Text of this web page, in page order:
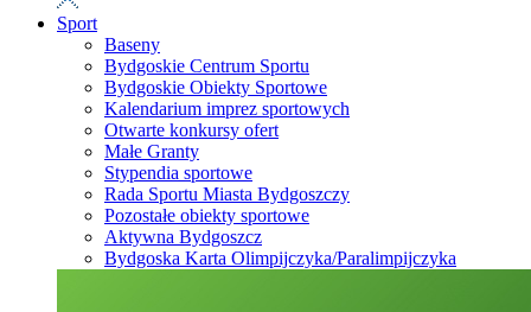
Sport
Baseny
Bydgoskie Centrum Sportu
Bydgoskie Obiekty Sportowe
Kalendarium imprez sportowych
Otwarte konkursy ofert
Małe Granty
Stypendia sportowe
Rada Sportu Miasta Bydgoszczy
Pozostałe obiekty sportowe
Aktywna Bydgoszcz
Bydgoska Karta Olimpijczyka/Paralimpijczyka